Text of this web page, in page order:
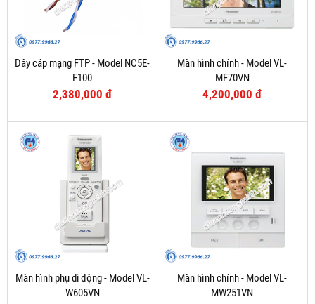
Dây cáp mạng FTP - Model NC5E-
F100
2,380,000 đ
Màn hình chính - Model VL-
MF70VN
4,200,000 đ
Màn hình phụ di động - Model VL-
W605VN
Màn hình chính - Model VL-
MW251VN